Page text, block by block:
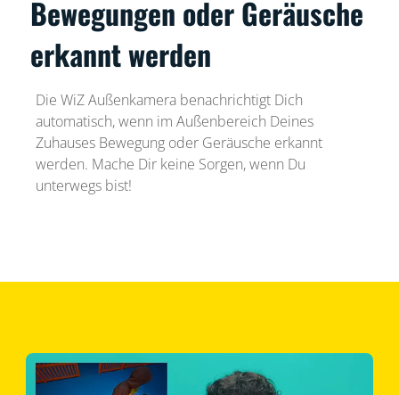
Bewegungen oder Geräusche
erkannt werden
Die WiZ Außenkamera benachrichtigt Dich
automatisch, wenn im Außenbereich Deines
Zuhauses Bewegung oder Geräusche erkannt
werden. Mache Dir keine Sorgen, wenn Du
unterwegs bist!